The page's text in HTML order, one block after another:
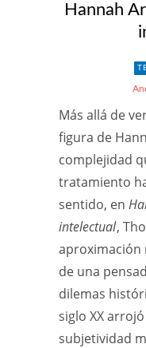
Hannah
Más allá de
figura de
complejidad
tratamiento
sentido, en
intelectual,
aproximación
de una
dilemas
siglo XX
subjetividad